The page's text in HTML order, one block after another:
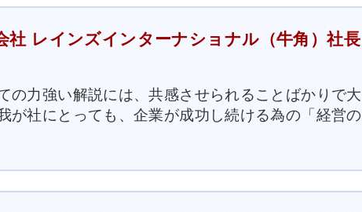
社 レインズインターナショナル（牛角）社長
力強い解説には、共感させられることばかりで大
が社にとっても、企業が成功し続ける為の「経営の